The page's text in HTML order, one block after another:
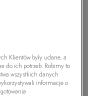
Klientów były udane, a
do ich potrzeb. Robimy to
wszystkich danych
informacje o